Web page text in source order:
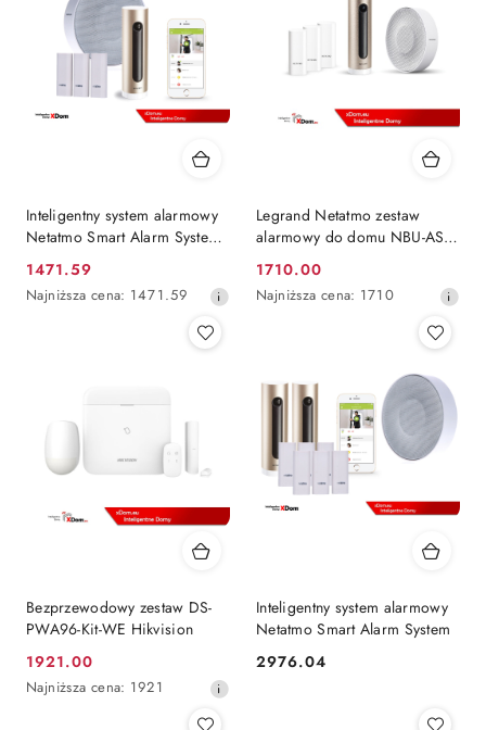
Inteligentny system alarmowy
Netatmo Smart Alarm System
Cena
promocyjna:
1471.59
Najniższa
Najniższa cena: 1471.59
Legrand Netatmo zestaw
alarmowy do domu NBU-AS-
Cena
promocyjna:
1710.00
Najniższa
przed
obniżką
Najniższa cena: 1710
Bezprzewodowy zestaw DS-
PWA96-Kit-WE Hikvision
Cena
promocyjna:
1921.00
Najniższa
Najniższa cena: 1921
Inteligentny system alarmowy
Netatmo Smart Alarm System
Cena:
2976.04